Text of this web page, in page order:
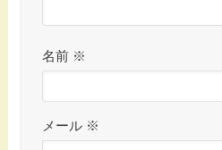
名前 ※
メール ※